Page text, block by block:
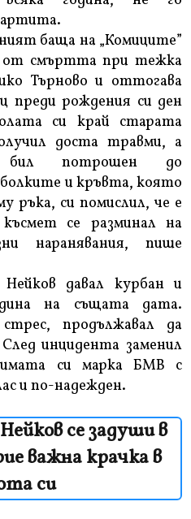
баща на „Комиците”
от смъртта при тежка
Търново и оттогава
преди рождения си ден
си край старата
доста травми, а
бил потрошен до
и кръвта, която
ръка, си помислил, че е
се разминал на
наранявания, пише
давал курбан и
на същата дата.
продължавал да
инцидента заменил
си марка БМВ с
и по-надежден.
се задуши в
важна крачка в
си